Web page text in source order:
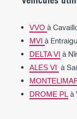
VVO à
MVI à
DELTA VI à
ALES VI à
DROME PLà